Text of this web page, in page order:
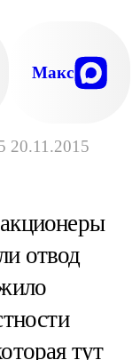
20.11.2015
Макс
отвод
тут